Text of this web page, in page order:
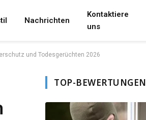
Nachrichten
Kontaktiere
uns
und Todesgerüchten 2026
TOP-BEWERTUNGEN